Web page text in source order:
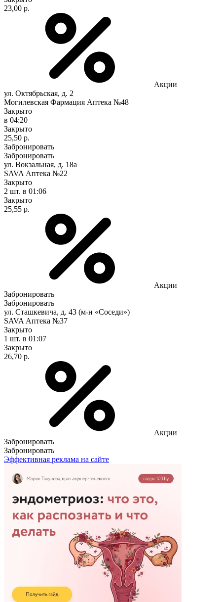
23,00 р.
Акции
ул. Октябрьская, д. 2
Могилевская Фармация Аптека №48
Закрыто
в 04:20
Закрыто
25,50 р.
Забронировать
Забронировать
ул. Вокзальная, д. 18а
SAVA Аптека №22
Закрыто
2 шт. в 01:06
Закрыто
25,55 р.
Акции
Забронировать
Забронировать
ул. Сташкевича, д. 43 (м-н «Соседи»)
SAVA Аптека №37
Закрыто
1 шт. в 01:07
Закрыто
26,70 р.
Акции
Забронировать
Забронировать
Эффективная реклама на сайте